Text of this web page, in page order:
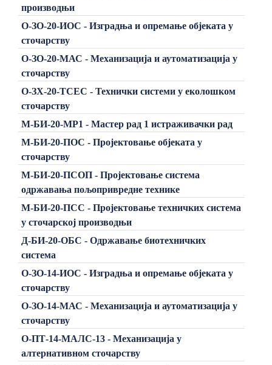
производњи
О-ЗО-20-ИОС - Изградња и опремање објеката у
сточарству
О-ЗО-20-МАС - Механизација и аутоматизација у
сточарству
О-ЗХ-20-ТСЕС - Технички системи у еколошком
сточарству
М-БИ-20-МР1 - Мастер рад 1 истраживачки рад
М-БИ-20-ПОС - Пројектовање објеката у
сточарству
М-БИ-20-ПСОП - Пројектовање система
одржавања пољопривредне технике
М-БИ-20-ПСС - Пројектовање техничких система
у сточарској производњи
Д-БИ-20-ОБС - Одржавање биотехничких
система
О-ЗО-14-ИОС - Изградња и опремање објеката у
сточарству
О-ЗО-14-МАС - Механизација и аутоматизација у
сточарству
О-ПТ-14-МАЛС-13 - Механизација у
алтернативном сточарству